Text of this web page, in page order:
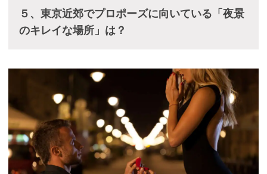
５、東京近郊でプロポーズに向いている「夜景
のキレイな場所」は？